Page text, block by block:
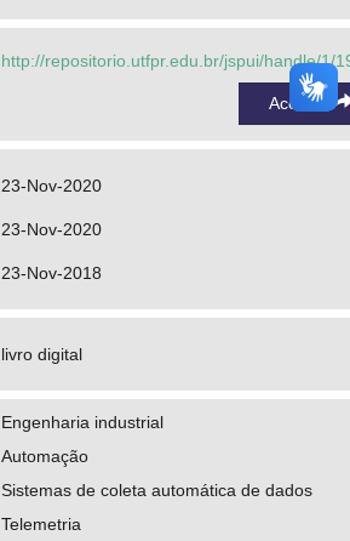
http://repositorio.utfpr.edu.br/jspui/handle/1/
Acessar
23-Nov-2020
23-Nov-2020
23-Nov-2018
livro digital
Engenharia industrial
Automação
Sistemas de coleta automática de dados
Telemetria